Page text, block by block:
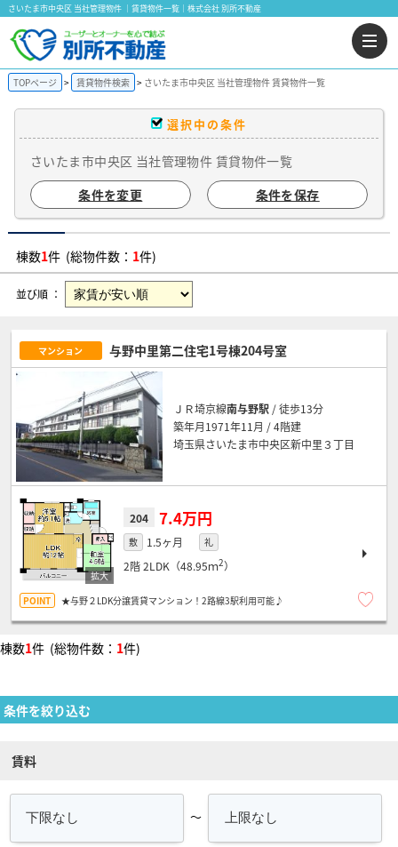
さいたま市中央区 当社管理物件 ｜賃貸物件一覧｜株式会社 別所不動産
TOPページ 賃貸物件検索 さいたま市中央区 当社管理物件 賃貸物件一覧
選択中の条件
さいたま市中央区 当社管理物件 賃貸物件一覧
条件を変更
条件を保存
棟数1件 (総物件数： 1件)
並び順 ：
マンション 与野中里第二住宅1号棟204号室
ＪＲ埼京線南与野駅 / 徒歩13分
築年月1971年11月 / 4階建
埼玉県さいたま市中央区新中里３丁目
204 7.4万円
敷 1.5ヶ月 礼
2階2LDK（48.95ｍ2）
★与野２LDK分譲賃貸マンション！2路線3駅利用可能♪
棟数1件 (総物件数： 1件)
条件を絞り込む
賃料
～